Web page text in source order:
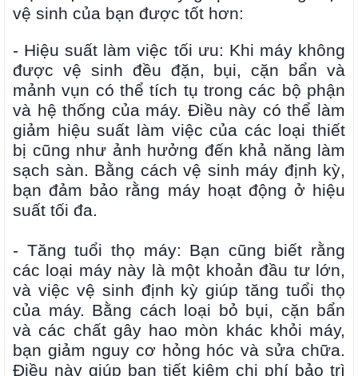
vệ sinh của bạn được tốt hơn:
- Hiệu suất làm việc tối ưu: Khi máy không
được vệ sinh đều đặn, bụi, cặn bẩn và
mảnh vụn có thể tích tụ trong các bộ phận
và hệ thống của máy. Điều này có thể làm
giảm hiệu suất làm việc của các loại thiết
bị cũng như ảnh hưởng đến khả năng làm
sạch sàn. Bằng cách vệ sinh máy định kỳ,
bạn đảm bảo rằng máy hoạt động ở hiệu
suất tối đa.
- Tăng tuổi thọ máy: Bạn cũng biết rằng
các loại máy này là một khoản đầu tư lớn,
và việc vệ sinh định kỳ giúp tăng tuổi thọ
của máy. Bằng cách loại bỏ bụi, cặn bẩn
và các chất gây hao mòn khác khỏi máy,
bạn giảm nguy cơ hỏng hóc và sửa chữa.
Điều này giúp bạn tiết kiệm chi phí bảo trì